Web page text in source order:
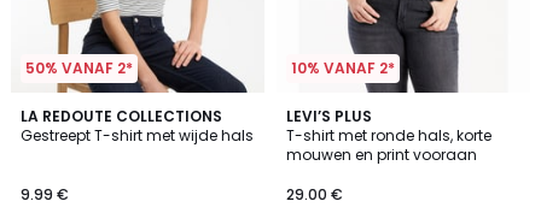
50% VANAF 2*
LA REDOUTE COLLECTIONS
Gestreept T-shirt met wijde hals
9.99 €
4.2
/ 5
10% VANAF 2*
LEVI’S PLUS
T-shirt met ronde hals, korte
mouwen en print vooraan
29.00 €
4.3
/ 5